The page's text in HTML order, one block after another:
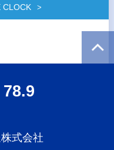
CLOCK
式会社